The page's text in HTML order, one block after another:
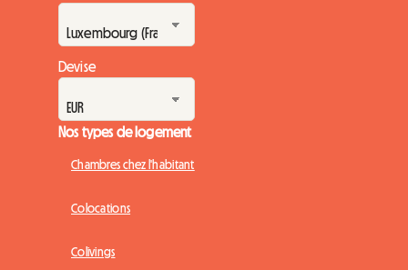
Devise
Nos types de logement
Chambres chez l'habitant
Colocations
Colivings